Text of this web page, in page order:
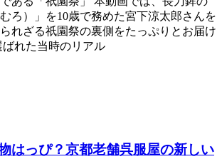
ろ）」を10歳で務めた宮下涼太郎さんを
れざる祇園祭の裏側をたっぷりとお届け
ばれた当時のリアル
はっぴ？京都老舗呉服屋の新しい